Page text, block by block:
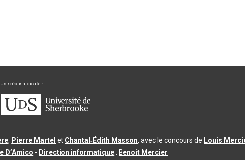
, Pierre Martel et Chantal‑Édith Masson, avec le concours de Louis
D’Amico - Direction informatique : Benoit Mercier